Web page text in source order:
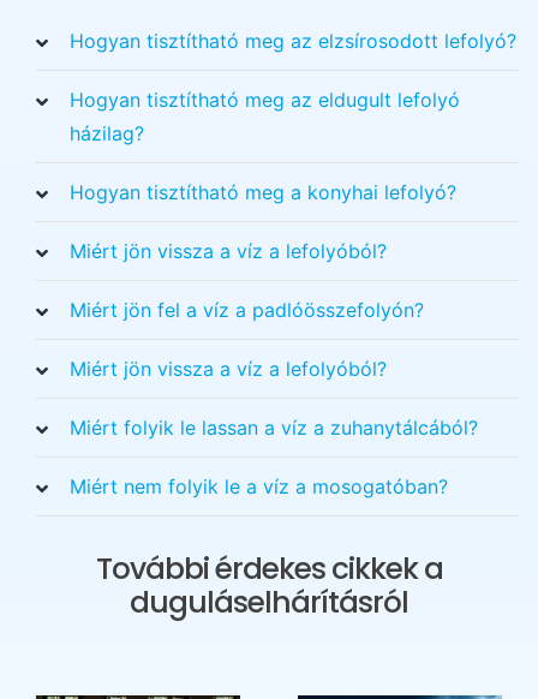
Hogyan tisztítható meg az elzsírosodott lefolyó?
Hogyan tisztítható meg az eldugult lefolyó
házilag?
Hogyan tisztítható meg a konyhai lefolyó?
Miért jön vissza a víz a lefolyóból?
Miért jön fel a víz a padlóösszefolyón?
Miért jön vissza a víz a lefolyóból?
Miért folyik le lassan a víz a zuhanytálcából?
Miért nem folyik le a víz a mosogatóban?
További érdekes cikkek a
duguláselhárításról